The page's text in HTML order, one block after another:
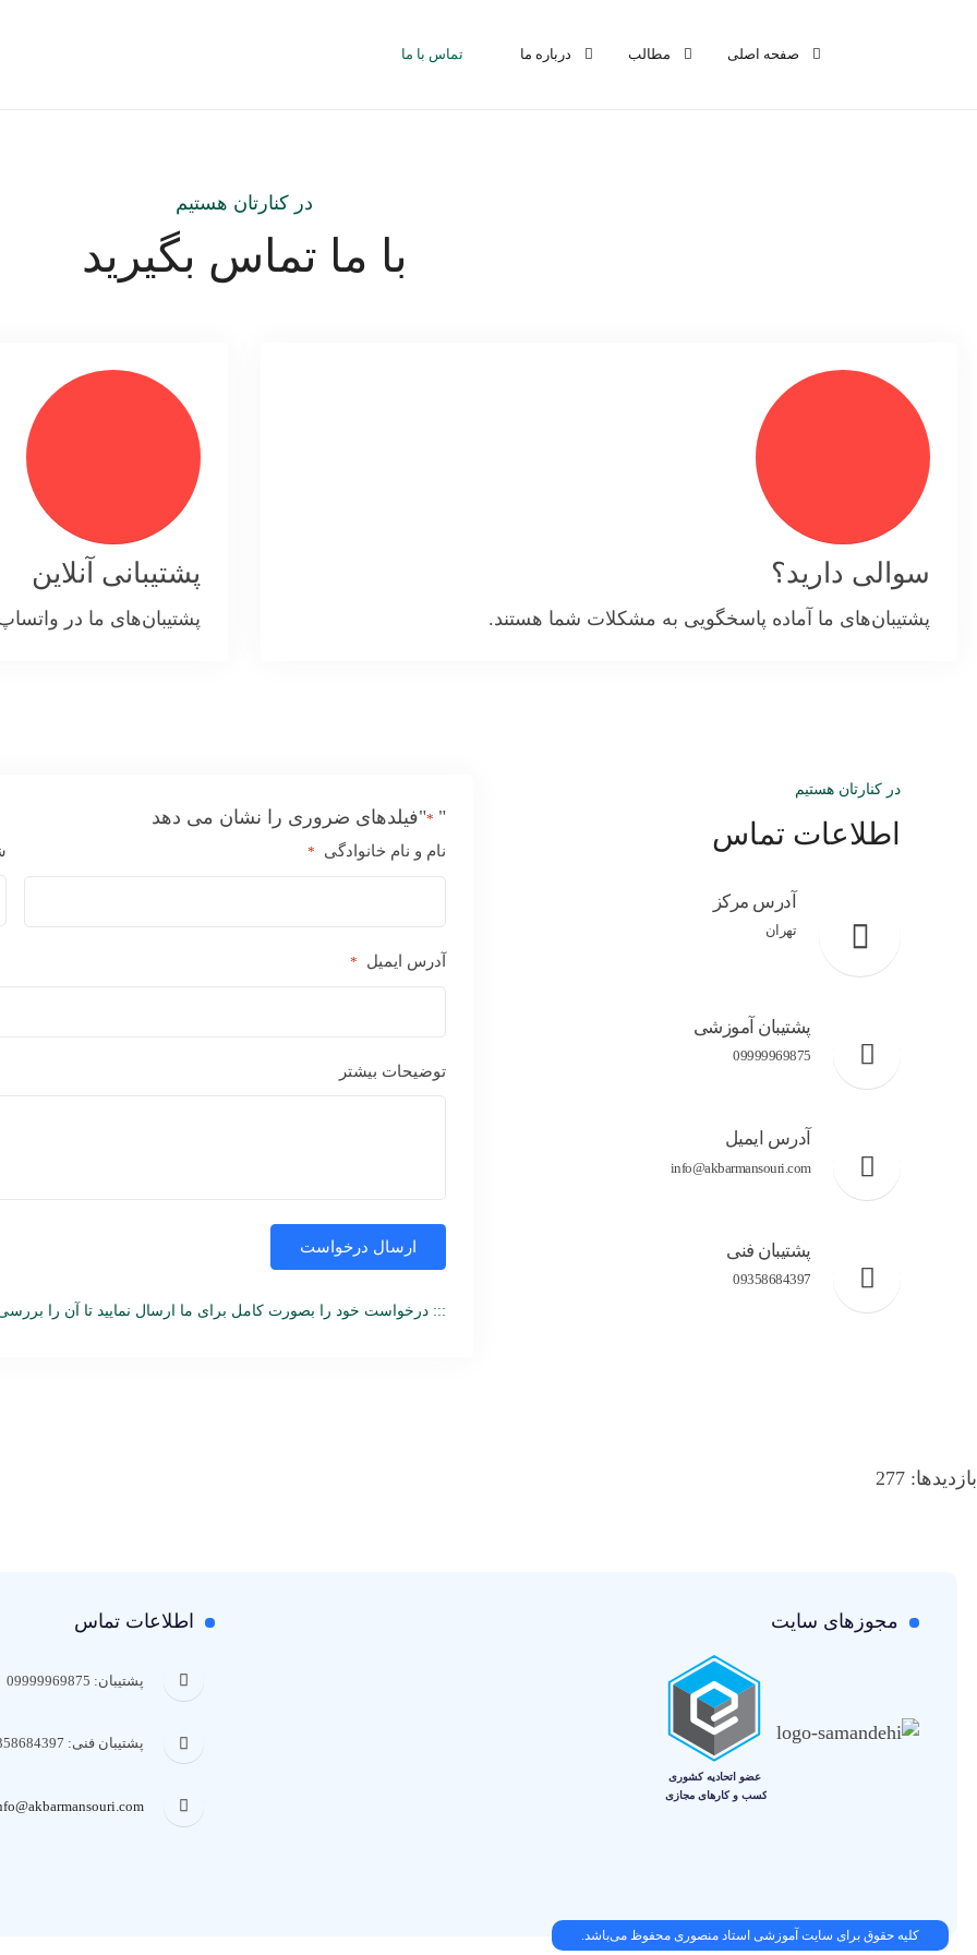
صفحه اصلی مطالب درباره ما تماس با ما
در کنارتان هستیم
با ما تماس بگیرید
سوالی دارید؟
پشتیبان‌های ما آماده پاسخگویی به مشکلات شما هستند.
پشتیبانی آنلاین
پشتیبان‌های ما در
در کنارتان هستیم
اطلاعات تماس
آدرس مرکز
تهران
پشتیبان آموزشی
09999969875
آدرس ایمیل
info@akbarmansouri.com
پشتیبان فنی
09358684397
"
*"فیلدهای ضروری را نشان می دهد
نام و نام خانوادگی *
آدرس ایمیل *
توضیحات بیشتر
::: درخواست خود را بصورت کامل برای ما ارسال نمایید تا آن را
بازدیدها: 277
مجوزهای سایت اطلاعات تماس
پشتیبان:‌ 09999969875
پشتیبان فنی: 09358684397
کلیه حقوق برای سایت آموزشی استاد منصوری محفوظ می‌باشد.